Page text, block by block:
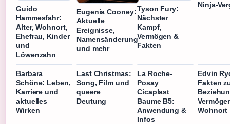
Guido
Hammesfahr:
Alter, Wohnort,
Ehefrau, Kinder
und
Löwenzahn
Eugenia Cooney:
Aktuelle
Ereignisse,
Namensänderung
und mehr
Tyson Fury:
Nächster
Kampf,
Vermögen &
Fakten
Ninja-
Barbara
Schöne: Leben,
Karriere und
aktuelles
Wirken
Last Christmas:
Song, Film und
queere
Deutung
La Roche-
Posay
Cicaplast
Baume B5:
Anwendung &
Infos
Edvin
Fakten
Wohnort